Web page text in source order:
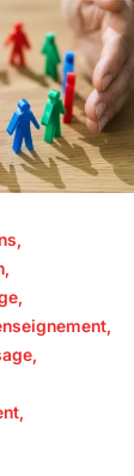
,
,
,
,
,
,